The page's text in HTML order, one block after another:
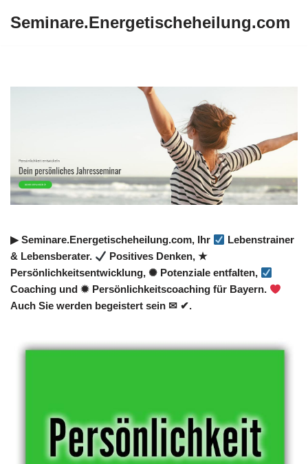
Seminare.Energetischeheilung.com
▶︎ Seminare.Energetischeheilung.com, Ihr
Lebenstrainer
& Lebensberater.
Positives Denken, ★
Persönlichkeitsentwicklung, ✺ Potenziale entfalten,
Coaching und ✹ Persönlichkeitscoaching für Bayern.
Auch Sie werden begeistert sein ✉ ✔.